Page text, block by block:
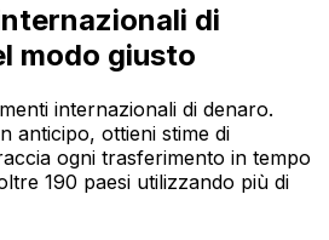
di
modo giusto
internazionali di denaro.
anticipo, ottieni stime di
ogni trasferimento in tempo
190 paesi utilizzando più di